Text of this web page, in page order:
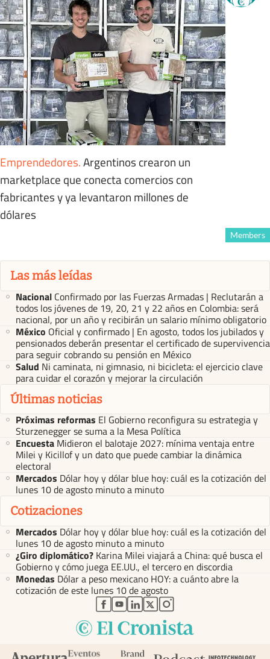
Emprendedores.Argentinos crearon un
marketplace que conecta comercios con
fabricantes y ya levantaron millones de
dólares
Members
Las más leídas
Nacional Confirmado por las Fuerzas Armadas | Reclutarán a
todos los jóvenes de 19, 20, 21 y 22 años en Colombia: será
nacional, por un año y recibirán un salario mínimo obligatorio
México Oficial y confirmado | En agosto, todos los jubilados y
pensionados deberán presentar el certificado de supervivencia
para seguir cobrando su pensión en México
Salud Ni caminata, ni gimnasio, ni bicicleta: el ejercicio clave
para cuidar el corazón y mejorar la circulación
Últimas noticias
Próximas reformas El Gobierno reconfigura su estrategia y
Sturzenegger se suma a la Mesa Política
Encuesta Midieron el balotaje 2027: mínima ventaja entre
Milei y Kicillof y un dato que puede cambiar la dinámica
electoral
Mercados Dólar hoy y dólar blue hoy: cuál es la cotización del
lunes 10 de agosto minuto a minuto
Cotizaciones
Mercados Dólar hoy y dólar blue hoy: cuál es la cotización del
lunes 10 de agosto minuto a minuto
¿Giro diplomático? Karina Milei viajará a China: qué busca el
Gobierno y cómo juega EE.UU., el tercero en discordia
Monedas Dólar a peso mexicano HOY: a cuánto abre la
cotización de este lunes 10 de agosto
abre en nueva pestaña
abre en nueva pestaña
abre en nueva pestaña
abre en nueva pestaña
abre en nueva pestaña